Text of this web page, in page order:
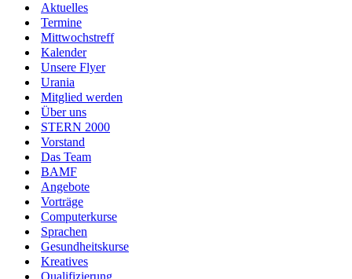
Aktuelles
Termine
Mittwochstreff
Kalender
Unsere Flyer
Urania
Mitglied werden
Über uns
STERN 2000
Vorstand
Das Team
BAMF
Angebote
Vorträge
Computerkurse
Sprachen
Gesundheitskurse
Kreatives
Qualifizierung